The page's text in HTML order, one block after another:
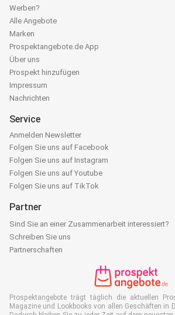
Werben?
Alle Angebote
Marken
Prospektangebote.de App
Über uns
Prospekt hinzufügen
Impressum
Nachrichten
Service
Anmelden Newsletter
Folgen Sie uns auf Facebook
Folgen Sie uns auf Instagram
Folgen Sie uns auf Youtube
Folgen Sie uns auf TikTok
Partner
Sind Sie an einer Zusammenarbeit interessiert?
Schreiben Sie uns
Partnerschaften
Prospektangebote trägt täglich die aktuellen
Magazine und Lookbooks von allen Geschäften in